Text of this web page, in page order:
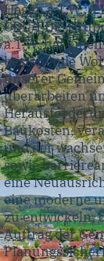
Hagen a.T.W.,
CDU/FDP-
a.T.W. hat
bestehende
unserer
überarbeiten
Baukosten,
und der
sowie
eine
eine moderne
zu entwickeln,
Auftrag der